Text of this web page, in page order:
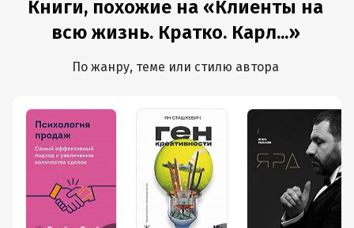
Книги, похожие на «Клиенты на
всю жизнь. Кратко. Карл...»
По жанру, теме или стилю автора